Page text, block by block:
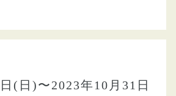
(日)〜2023年10月31日